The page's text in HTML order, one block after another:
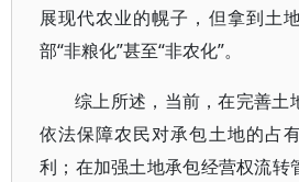
展现代农业的幌子，但拿到土
部“非粮化”甚至“非农化”。
综上所述，当前，在完善土
依法保障农民对承包土地的占
利；在加强土地承包经营权流转